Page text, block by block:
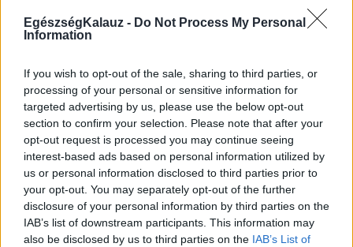
EgészségKalauz - Do Not Process My Personal
Information
If you wish to opt-out of the sale, sharing to third parties, or
processing of your personal or sensitive information for
targeted advertising by us, please use the below opt-out
section to confirm your selection. Please note that after your
opt-out request is processed you may continue seeing
interest-based ads based on personal information utilized by
us or personal information disclosed to third parties prior to
your opt-out. You may separately opt-out of the further
disclosure of your personal information by third parties on the
IAB’s list of downstream participants. This information may
also be disclosed by us to third parties on the IAB’s List of
vagy kóros elváltozás?
Sportszív: csúcsteljesítmény vagy
kóros elváltozás? Sokan rosszul
tudják